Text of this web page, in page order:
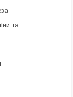
та